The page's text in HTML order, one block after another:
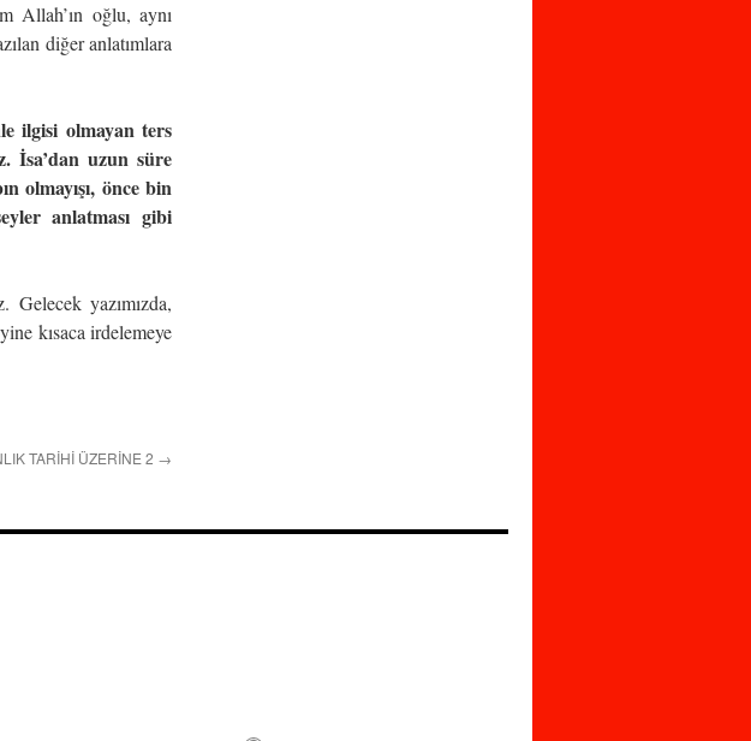
Allah’ın oğlu, aynı
diğer anlatımlara
ilgisi olmayan ters
İsa’dan uzun süre
olmayışı, önce bin
anlatması gibi
Gelecek yazımızda,
kısaca irdelemeye
TARİHİ ÜZERİNE 2 →